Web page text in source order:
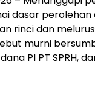
dasar
rinci dan
murni
PI PT SPRH,